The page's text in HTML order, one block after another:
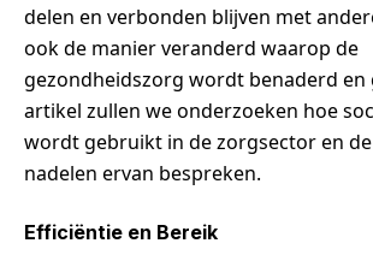
delen en verbonden blijven met
ook de manier veranderd waarop de
gezondheidszorg wordt benaderd en
artikel zullen we onderzoeken hoe
wordt gebruikt in de zorgsector en
nadelen ervan bespreken.
Efficiëntie en Bereik